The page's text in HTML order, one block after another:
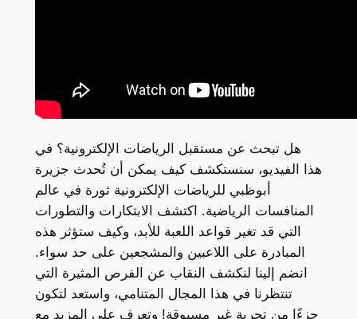
هل تبحث عن مستقبل الرياضات الإلكترونية؟ في
هذا الفيديو، سنستكشف كيف يمكن أن تُحدث جزيرة
أبوظبي للرياضات الإلكترونية ثورة في عالم
المنافسات الرياضية. اكتشف الابتكارات والتطورات
التي قد تغير قواعد اللعبة للأبد، وكيف ستؤثر هذه
المبادرة على اللاعبين والمشجعين على حد سواء.
انضم إلينا لنكشف النقاب عن الفرص المثيرة التي
تنتظرنا في هذا المجال المتنامي، واستعد لتكون
جزءًا من تجربة غير مسبوقة! وتعرف علي المزيد مع